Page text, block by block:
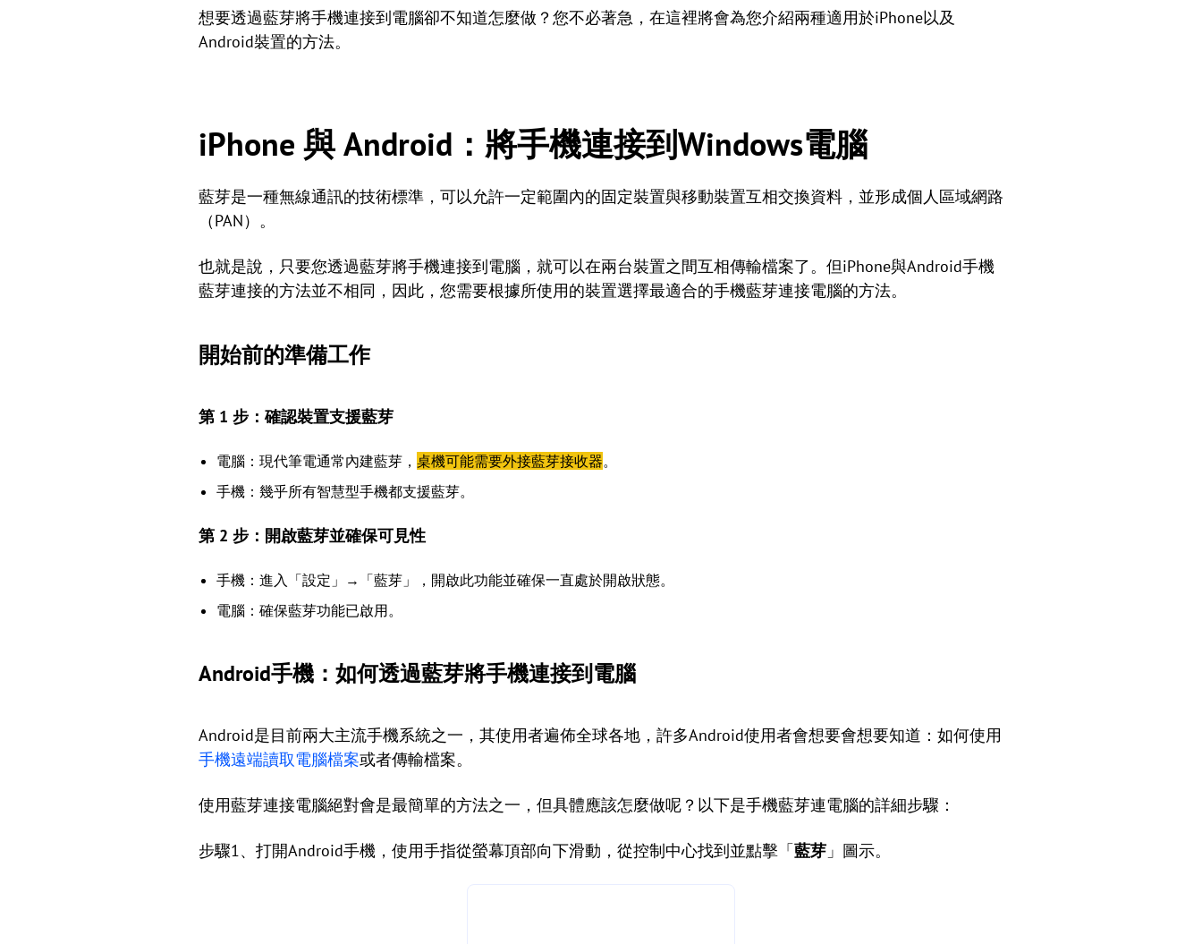
想要透過藍芽將手機連接到電腦卻不知道怎麼做？您不必著急，在這裡將會為您介紹兩種適用於iPhone以及
Android裝置的方法。
iPhone 與 Android：將手機連接到Windows電腦
藍芽是一種無線通訊的技術標準，可以允許一定範圍內的固定裝置與移動裝置互相交換資料，並形成個人區域網路
（PAN）。
也就是說，只要您透過藍芽將手機連接到電腦，就可以在兩台裝置之間互相傳輸檔案了。但iPhone與Android手機
藍芽連接的方法並不相同，因此，您需要根據所使用的裝置選擇最適合的手機藍芽連接電腦的方法。
開始前的準備工作
第 1 步：確認裝置支援藍芽
電腦：現代筆電通常內建藍芽， 桌機可能需要外接藍芽接收器。
手機：幾乎所有智慧型手機都支援藍芽。
第 2 步：開啟藍芽並確保可見性
手機：進入「設定」→「藍芽」，開啟此功能並確保一直處於開啟狀態。
電腦：確保藍芽功能已啟用。
Android手機：如何透過藍芽將手機連接到電腦
Android是目前兩大主流手機系統之一，其使用者遍佈全球各地，許多Android使用者會想要會想要知道：如何使用
手機遠端讀取電腦檔案或者傳輸檔案。
使用藍芽連接電腦絕對會是最簡單的方法之一，但具體應該怎麼做呢？以下是手機藍芽連電腦的詳細步驟：
步驟1、打開Android手機，使用手指從螢幕頂部向下滑動，從控制中心找到並點擊「藍芽 」圖示。